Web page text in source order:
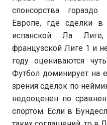
спонсорства
Европе, где сделки в
испанской Ла
французской Лиге 1 и
году оцениваются
Футбол доминирует на
зрения сделок по
недооценен по
спортом. Если в